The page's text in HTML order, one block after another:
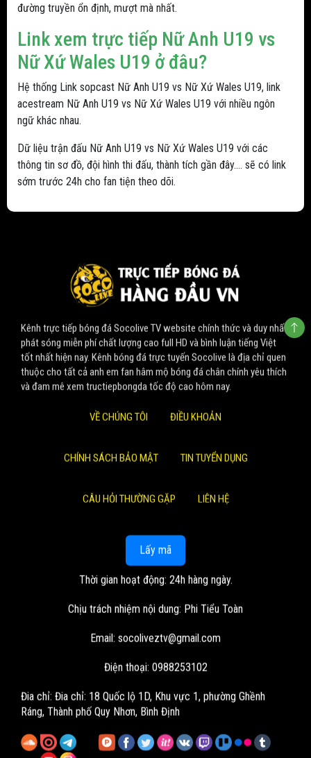
đường truyền ổn định, mượt mà nhất.
Link xem trực tiếp Nữ Anh U19 vs
Nữ Xứ Wales U19 ở đâu?
Hệ thống Link sopcast Nữ Anh U19 vs Nữ Xứ Wales U19, link
acestream Nữ Anh U19 vs Nữ Xứ Wales U19 với nhiều ngôn
ngữ khác nhau.
Dữ liệu trận đấu Nữ Anh U19 vs Nữ Xứ Wales U19 với các
thông tin sơ đồ, đội hình thi đấu, thành tích gần đây.... sẽ có link
sớm trước 24h cho fan tiện theo dõi.
Kênh trực tiếp bóng đá Socolive TV website chính thức và duy nhất
phát sóng miễn phí chất lượng cao full HD và bình luận tiếng Việt
tốt nhất hiện nay. Kênh bóng đá trực tuyến Socolive là địa chỉ quen
thuộc cho tất cả anh em fan hâm mộ bóng đá chân chính yêu thích
và đam mê xem tructiepbongda tốc độ cao hôm nay.
VỀ CHÚNG TÔI ĐIỀU KHOẢN
CHÍNH SÁCH BẢO MẬT TIN TUYỂN DỤNG
CÂU HỎI THƯỜNG GẶP LIÊN HỆ
Lấy mã
Thời gian hoạt động: 24h hàng ngày.
Chịu trách nhiệm nội dung: Phi Tiểu Toàn
Email: socoliveztv@gmail.com
Điện thoại: 0988253102
Đia chỉ: Đia chỉ: 18 Quốc lộ 1D, Khu vực 1, phường Ghềnh
Ráng, Thành phố Quy Nhơn, Bình Định